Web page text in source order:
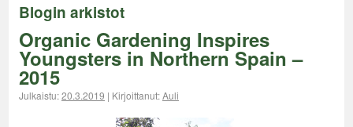
Blogin arkistot
Organic Gardening Inspires
Youngsters in Northern Spain –
2015
Julkaistu:20.3.2019 | Kirjoittanut:Auli